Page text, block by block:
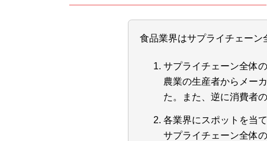
食品業界はサプライチェーン
サプライチェーン全体
農業の生産者からメー
た。また、逆に消費者
各業界にスポットを当
サプライチェーン全体